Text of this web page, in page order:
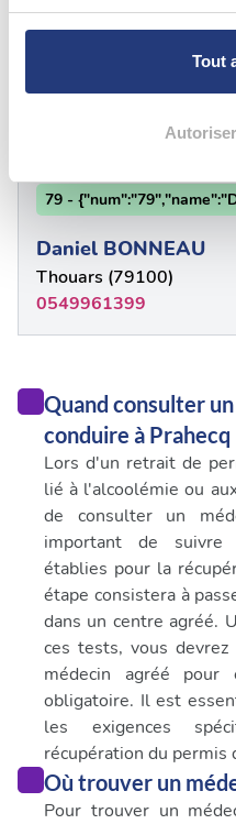
Pour en savoir plus sur le
personnelles et définir vos
déclaration sur les cookies.
Les cookies nous
et les annonces, d'offrir
médias sociaux et
notre site avec nos
services.
Tout
79 - Deux-Sèvres
BERNARD CHATEL
Nueil-Les-Aubiers
79 -
Daniel BONNEAU
Thouars (79100)
0549961399
Quand consulter
conduire à Prahecq
Lors d'un retrait de
lié à l'alcoolémie ou
de consulter un
important de suivre
établies pour la
étape consistera à
dans un centre agréé.
ces tests, vous devrez
médecin agréé pour
obligatoire. Il est
les exigences
récupération du permis
Où trouver un
Pour trouver un